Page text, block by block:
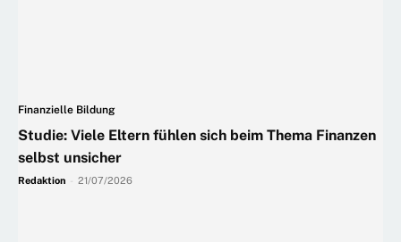
Finanzielle Bildung
Studie: Viele Eltern fühlen sich beim Thema Finanzen
selbst unsicher
Redaktion 21/07/2026